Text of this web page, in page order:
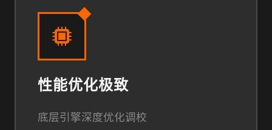
性能优化极致
底层引擎深度优化调校